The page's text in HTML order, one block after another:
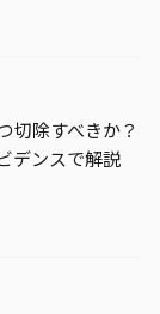
切除すべきか？
デンスで解説